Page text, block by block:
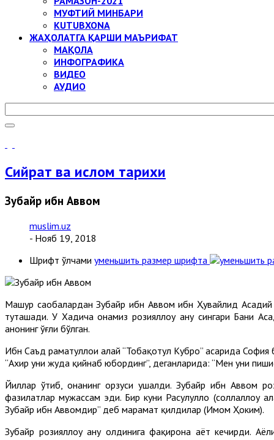
МУФТИЙ МИНБАРИ
KUTUBXONA
ЖАҲОЛАТГА ҚАРШИ МАЪРИФАТ
МАҚОЛА
ИНФОГРАФИКА
ВИДЕО
АУДИО
Сийрат ва ислом тарихи
Зубайр ибн Аввом
muslim.uz
- Нояб 19, 2018
Шрифт ўлчами уменьшить размер шрифта
Машҳур саҳобалардан Зубайр ибн Аввом ибн Ҳувайлид Асадий
туташади. У Хадича онамиз розияллоҳу анҳу сингари Бани
анҳонинг ўғли бўлган.
Ибн Саъд раҳматуллоҳи алайҳ “Тобақотул Кубро” асарида
“Ахир уни жуда қийнаб юбординг”, деганларида: “Мен уни
Йиллар ўтиб, онанинг орзуси ушалди. Зубайр ибн Аввом
фазилатлар мужассам эди. Бир куни Расулуллоҳ (соллаллоҳу
Зубайр ибн Аввомдир” деб марҳамат қилдилар (Имом Ҳоким).
Зубайр розияллоҳу анҳу олдинига фақирона ҳаёт кечирди.